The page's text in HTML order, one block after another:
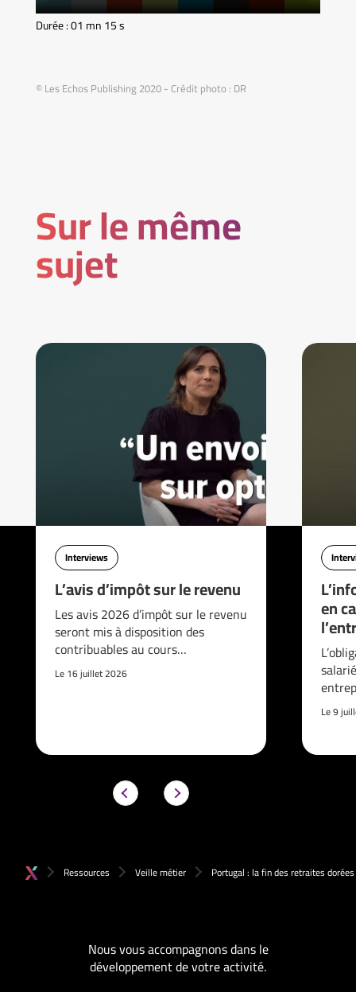
Durée : 01 mn 15 s
© Les Echos Publishing 2020 - Crédit photo : DR
Sur le même
sujet
Interviews
L’avis d’impôt sur le revenu
Les avis 2026 d’impôt sur le revenu
seront mis à disposition des
contribuables au cours…
Le 16 juillet 2026
en
Le 9
Ressources Veille métier Portugal : la fin des retraites dorées
Nous vous accompagnons dans le
développement de votre activité.